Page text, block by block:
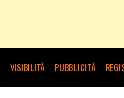
VISIBILITÀ PUBBLICITÀ